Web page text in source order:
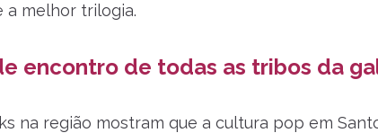
a melhor trilogia.
encontro de todas as tribos da
na região mostram que a cultura pop em